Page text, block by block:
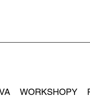
WORKSHOPY